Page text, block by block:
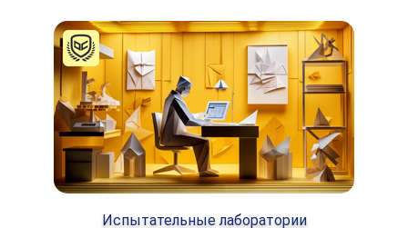
Испытательные лаборатории